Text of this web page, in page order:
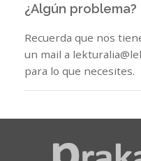
¿Algún problema?
Recuerda que nos
un mail a
para lo que necesites.